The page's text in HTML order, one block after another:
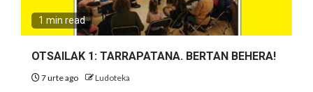
1 min read
OTSAILAK 1: TARRAPATANA. BERTAN BEHERA!
7 urte ago Ludoteka